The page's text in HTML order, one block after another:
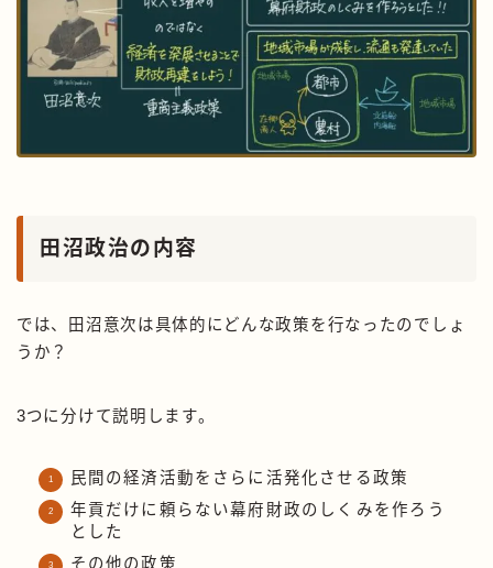
田沼政治の内容
では、田沼意次は具体的にどんな政策を行なったのでしょ
うか？
3つに分けて説明します。
民間の経済活動をさらに活発化させる政策
年貢だけに頼らない幕府財政のしくみを作ろう
とした
その他の政策